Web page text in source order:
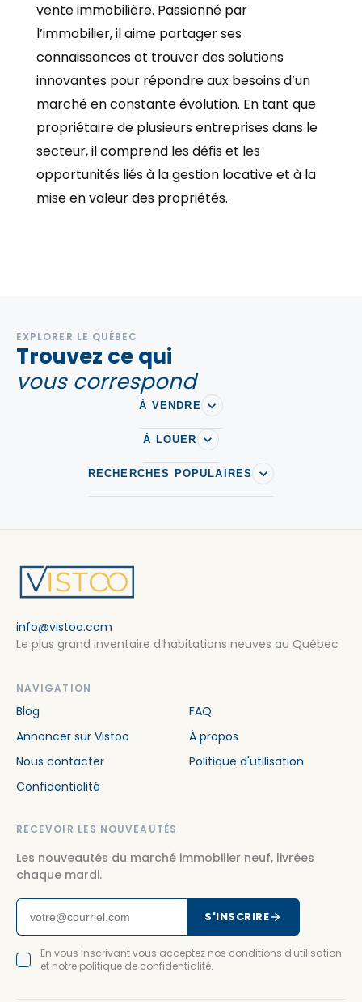
vente immobilière. Passionné par
l’immobilier, il aime partager ses
connaissances et trouver des solutions
innovantes pour répondre aux besoins d’un
marché en constante évolution. En tant que
propriétaire de plusieurs entreprises dans le
secteur, il comprend les défis et les
opportunités liés à la gestion locative et à la
mise en valeur des propriétés.
EXPLORER LE QUÉBEC
Trouvez ce qui
vous correspond
À VENDRE
À LOUER
RECHERCHES POPULAIRES
info@vistoo.com
Le plus grand inventaire d’habitations neuves au Québec
NAVIGATION
Blog
FAQ
Annoncer sur Vistoo
À propos
Nous contacter
Politique d'utilisation
Confidentialité
RECEVOIR LES NOUVEAUTÉS
Les nouveautés du marché immobilier neuf, livrées
chaque mardi.
S'INSCRIRE
En vous inscrivant vous acceptez nos conditions d'utilisation
et notre politique de confidentialité.